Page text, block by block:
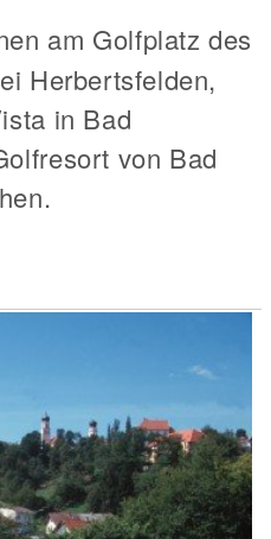
am Golfplatz des
Herbertsfelden,
in Bad
von Bad